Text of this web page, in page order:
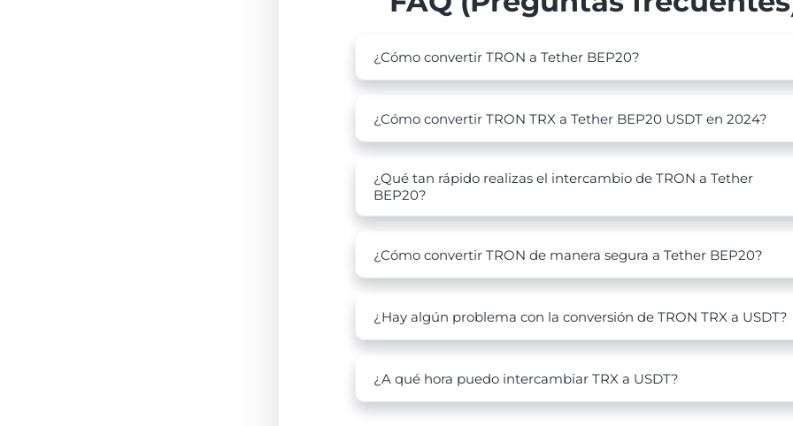
¿Cómo convertir TRON a Tether BEP20?
¿Cómo convertir TRON TRX a Tether BEP20 USDT en 2024?
¿Qué tan rápido realizas el intercambio de TRON a Tether
BEP20?
¿Cómo convertir TRON de manera segura a Tether BEP20?
¿Hay algún problema con la conversión de TRON TRX a USDT?
¿A qué hora puedo intercambiar TRX a USDT?